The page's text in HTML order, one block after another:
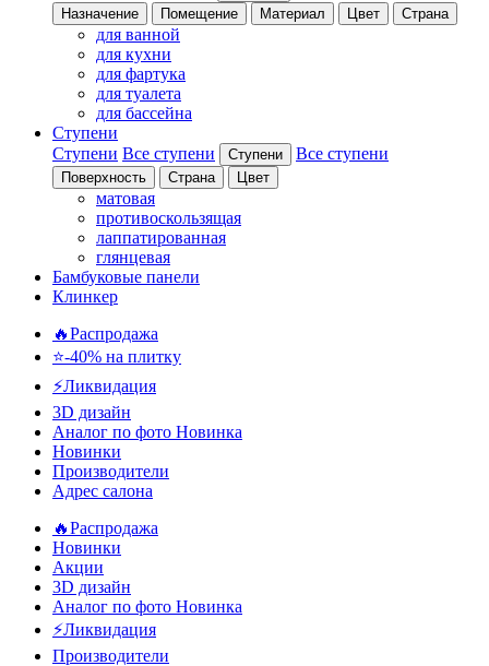
Назначение Помещение Материал Цвет Страна
для ванной
для кухни
для фартука
для туалета
для бассейна
Ступени
Ступени Все ступени Ступени Все ступени
Поверхность Страна Цвет
матовая
противоскользящая
лаппатированная
глянцевая
Бамбуковые панели
Клинкер
🔥Распродажа
⭐-40% на плитку
⚡️Ликвидация
3D дизайн
Аналог по фото Новинка
Новинки
Производители
Адрес салона
🔥Распродажа
Новинки
Акции
3D дизайн
Аналог по фото Новинка
⚡Ликвидация
Производители